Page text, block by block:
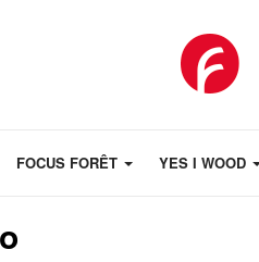
FOCUS FORÊT YES I WOOD